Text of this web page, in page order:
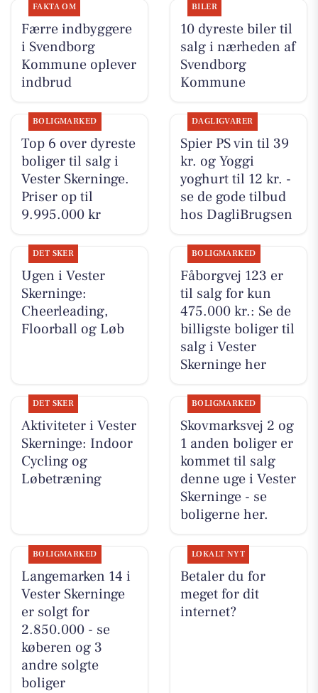
FAKTA OM
Færre indbyggere
i Svendborg
Kommune oplever
indbrud
BILER
10 dyreste biler til
salg i nærheden af
Svendborg
Kommune
BOLIGMARKED
Top 6 over dyreste
boliger til salg i
Vester Skerninge.
Priser op til
9.995.000 kr
DAGLIGVARER
Spier PS vin til 39
kr. og Yoggi
yoghurt til 12 kr. -
se de gode tilbud
hos DagliBrugsen
DET SKER
Ugen i Vester
Skerninge:
Cheerleading,
Floorball og Løb
BOLIGMARKED
Fåborgvej 123 er
til salg for kun
475.000 kr.: Se de
billigste boliger til
salg i Vester
Skerninge her
DET SKER
Aktiviteter i Vester
Skerninge: Indoor
Cycling og
Løbetræning
BOLIGMARKED
Skovmarksvej 2 og
1 anden boliger er
kommet til salg
denne uge i Vester
Skerninge - se
boligerne her.
BOLIGMARKED
Langemarken 14 i
Vester Skerninge
er solgt for
2.850.000 - se
køberen og 3
andre solgte
boliger
LOKALT NYT
Betaler du for
meget for dit
internet?